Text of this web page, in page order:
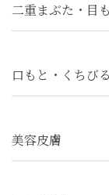
二重まぶた・目
口もと・くちびる
美容皮膚